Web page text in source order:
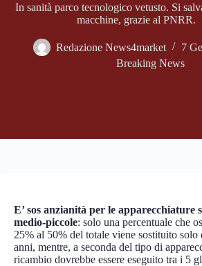
In sanità parco tecnologico vetusto. Si
macchine, grazie al PNRR.
Redazione News4market
7
Breaking News
E’ sos anzianità per le apparecchiature
medio-piccole: solo una percentuale che
25% al 50% del totale viene sostituito solo
anni, mentre, a seconda del tipo di
ricambio dovrebbe essere eseguito tra i 5